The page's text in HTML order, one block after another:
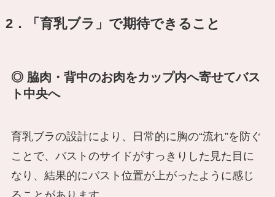
2．「育乳ブラ」で期待できること
◎ 脇肉・背中のお肉をカップ内へ寄せてバス
ト中央へ
育乳ブラの設計により、日常的に胸の“流れ”を防ぐ
ことで、バストのサイドがすっきりした見た目に
なり、結果的にバスト位置が上がったように感じ